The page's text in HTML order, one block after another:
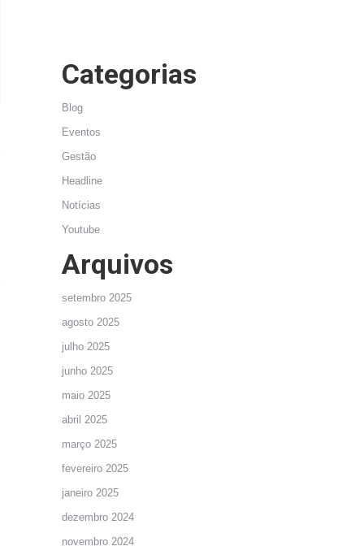
Categorias
Blog
Eventos
Gestão
Headline
Notícias
Youtube
Arquivos
setembro 2025
agosto 2025
julho 2025
junho 2025
maio 2025
abril 2025
março 2025
fevereiro 2025
janeiro 2025
dezembro 2024
novembro 2024